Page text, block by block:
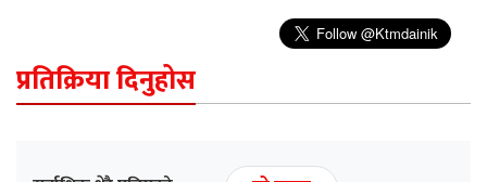
प्रतिक्रिया दिनुहोस